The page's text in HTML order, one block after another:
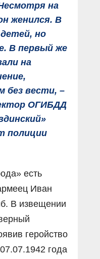
на
женился. В
но
В первый же
на
без вести, –
ОГИБДД
полиции
есть
Иван
В извещении
геройство
года